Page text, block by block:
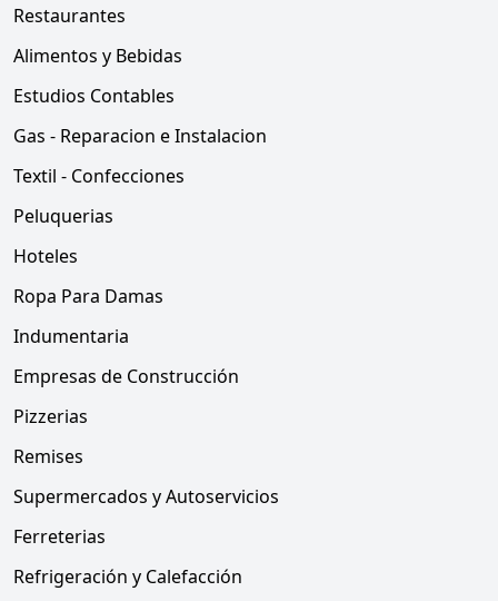
Restaurantes
Alimentos y Bebidas
Estudios Contables
Gas - Reparacion e Instalacion
Textil - Confecciones
Peluquerias
Hoteles
Ropa Para Damas
Indumentaria
Empresas de Construcción
Pizzerias
Remises
Supermercados y Autoservicios
Ferreterias
Refrigeración y Calefacción